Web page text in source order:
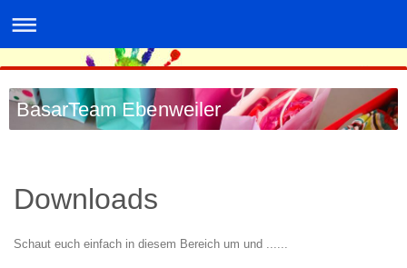
BasarTeam Ebenweiler
Downloads
Schaut euch einfach in diesem Bereich um und ......